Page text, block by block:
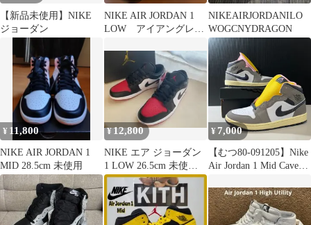
【新品未使用】NIKE
ジョーダン
NIKE AIR JORDAN 1
LOW アイアングレー/
NIKEAIRJORDANILO
WOGCNYDRAGON
¥ 11,800
NIKE AIR JORDAN 1
MID 28.5cm 未使用
¥12,800
NIKE エア ジョーダン
1 LOW 26.5cm 未使用
箱ダメージ有
¥ 7,000
【むつ80-091205】Nike
Air Jordan 1 Mid Cave
27cm【併売】【中古】
【メンズ】